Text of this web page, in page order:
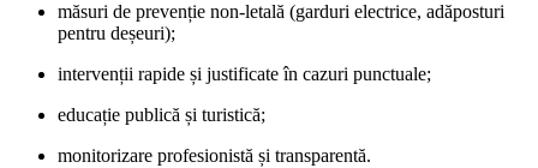
măsuri de prevenție non-letală (garduri electrice, adăposturi
pentru deșeuri);
intervenții rapide și justificate în cazuri punctuale;
educație publică și turistică;
monitorizare profesionistă și transparentă.